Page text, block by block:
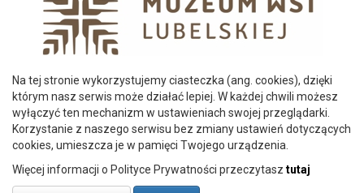
© 2026 Copyright Muzeum Wsi Lubelskiej w Lublinie | al.
Na tej stronie wykorzystujemy ciasteczka (ang. cookies), dzięki
którym nasz serwis może działać lepiej. W każdej chwili możesz
wyłączyć ten mechanizm w ustawieniach swojej przeglądarki.
Korzystanie z naszego serwisu bez zmiany ustawień dotyczących
cookies, umieszcza je w pamięci Twojego urządzenia.
Więcej informacji o Polityce Prywatności przeczytasz tutaj